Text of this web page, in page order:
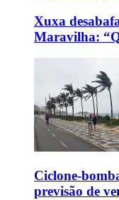
Xuxa
Maravilha:
Ciclone-
previsão de